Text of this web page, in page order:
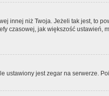
innej niż Twoja. Jeżeli tak jest, to
czasowej, jak większość ustawień,
jest zegar na serwerze.